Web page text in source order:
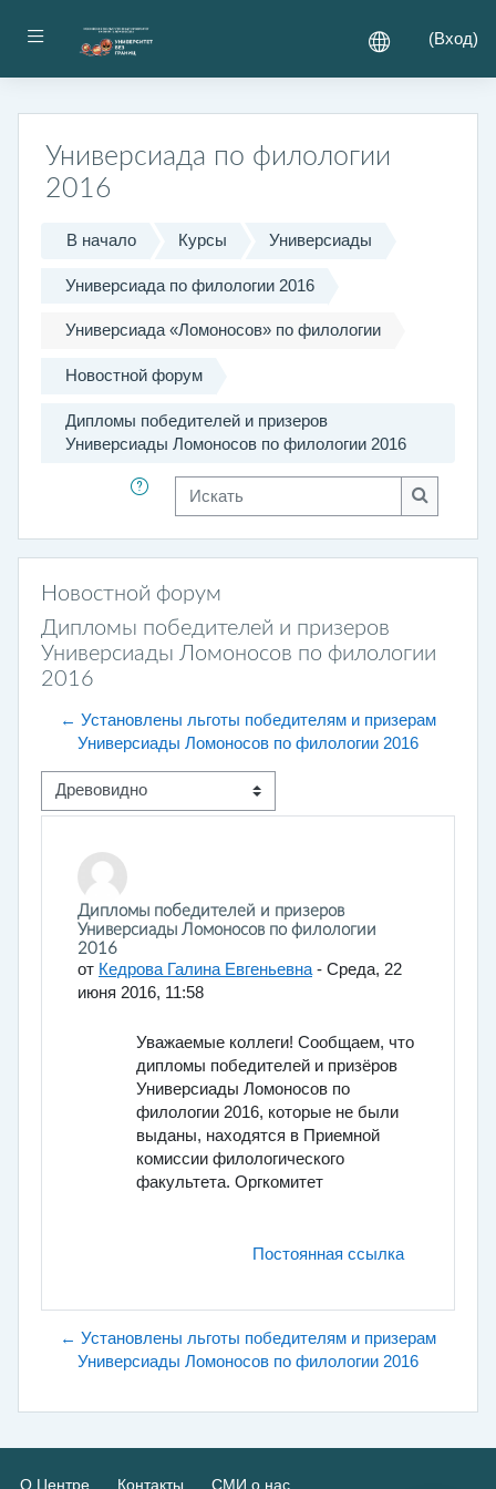
Боковая панель (Вход)
Универсиада по филологии
2016
В начало Курсы Универсиады
Универсиада по филологии 2016
Универсиада «Ломоносов» по филологии
Новостной форум
Дипломы победителей и призеров
Универсиады Ломоносов по филологии 2016
Искать
Искать
Новостной форум
Дипломы победителей и призеров
Универсиады Ломоносов по филологии
2016
← Установлены льготы победителям и призерам
Универсиады Ломоносов по филологии 2016
Режим отображения
Дипломы победителей и призеров
Универсиады Ломоносов по филологии
2016
от Кедрова Галина Евгеньевна - Среда, 22
июня 2016, 11:58
Количество ответов: 0
Уважаемые коллеги! Сообщаем, что
дипломы победителей и призёров
Универсиады Ломоносов по
филологии 2016, которые не были
выданы, находятся в Приемной
комиссии филологического
факультета. Оргкомитет
Постоянная ссылка
← Установлены льготы победителям и призерам
Универсиады Ломоносов по филологии 2016
О Центре Контакты СМИ о нас